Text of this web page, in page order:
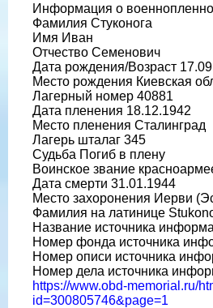
Информация о
Фамилия Стуконога
Имя Иван
Отчество Семенович
Дата рождения/Возраст
Место рождения Киевская
Лагерный номер 40881
Дата пленения 18.12.1942
Место пленения Сталинград
Лагерь шталаг 345
Судьба Погиб в плену
Воинское звание
Дата смерти 31.01.1944
Место захоронения Иерви
Фамилия на латинице
Название источника
Номер фонда источника
Номер описи источника
Номер дела источника
https://www.obd-memorial.ru/
id=300805746&page=1